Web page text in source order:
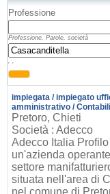
Professione
Professione, Parole, società
, ,
impiegata / impiegato
amministrativo /
Pretoro, Chieti
Società : Adecco
Adecco Italia
un'azienda
settore
situata nell'area di
nel comune di